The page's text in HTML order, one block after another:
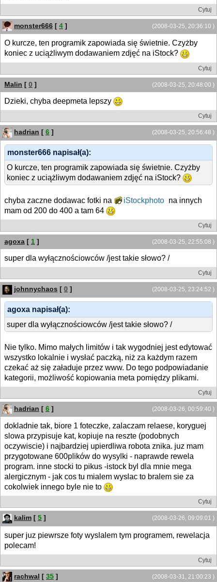
Cytuj
(2008-03-25, 20:36:10 )
monster666 [ 4 ]
O kurcze, ten programik zapowiada się świetnie. Czyżby
koniec z uciążliwym dodawaniem zdjęć na iStock?
Cytuj
(2008-03-25, 20:48:00 )
Malin [ 0 ]
Dzieki, chyba deepmeta lepszy
Cytuj
(2008-03-25, 20:56:48 )
hadrian [ 6 ]
monster666 napisał(a):
O kurcze, ten programik zapowiada się świetnie. Czyżby
koniec z uciążliwym dodawaniem zdjęć na iStock?
chyba zaczne dodawac fotki na iStockphoto na innych
mam od 200 do 400 a tam 64
Cytuj
(2008-03-25, 22:55:08 )
agoxa [ 1 ]
super dla wyłącznościowców /jest takie słowo? /
Cytuj
(2008-03-25, 23:24:52 )
johnnychaos [ 0 ]
agoxa napisał(a):
super dla wyłącznościowców /jest takie słowo? /
Nie tylko. Mimo małych limitów i tak wygodniej jest edytować
wszystko lokalnie i wysłać paczką, niż za każdym razem
czekać aż się załaduje przez www. Do tego podpowiadanie
kategorii, możliwość kopiowania meta pomiędzy plikami.
Cytuj
(2008-03-26, 00:59:40 )
hadrian [ 6 ]
dokladnie tak, biore 1 foteczke, zalaczam relaese, koryguej
slowa przypisuje kat, kopiuje na reszte (podobnych
oczywiscie) i najbardziej upierdliwa robota znika. juz mam
przygotowane 600plików do wysylki - naprawde rewela
program. inne stocki to pikus -istock byl dla mnie mega
alergicznym - jak cos tu mialem wyslac to bralem sie za
cokolwiek innego byle nie to
Cytuj
(2008-03-26, 09:09:01 )
kalim [ 5 ]
super juz piewrsze foty wyslalem tym programem, rewelacja
polecam!
Cytuj
(2008-03-31, 21:00:23 )
rachwal [ 35 ]